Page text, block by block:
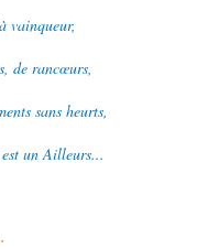
vainqueur,
de rancœurs,
sans heurts,
un Ailleurs...